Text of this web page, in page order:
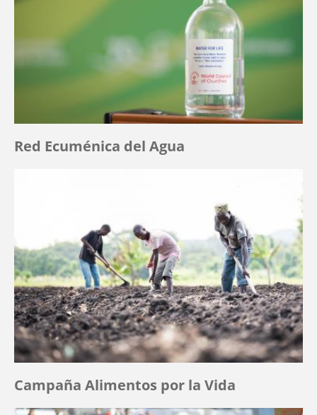
Red Ecuménica del Agua
Campaña Alimentos por la Vida